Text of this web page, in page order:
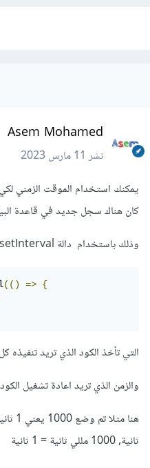
Asem Mohamed
نشر11 مارس 2023
يمكنك استخدام الموقت الزمني
كان هناك سجل جديد في قاعدة
وذلك باستخدام دالة setInterval
(() =>
{
التي تأخذ الكود الذي تريد تنفيذه
والزمن الذي تريد اعادة تشغيل
هنا
ثانية, 1000 مللي ثانية = 1 ثانية